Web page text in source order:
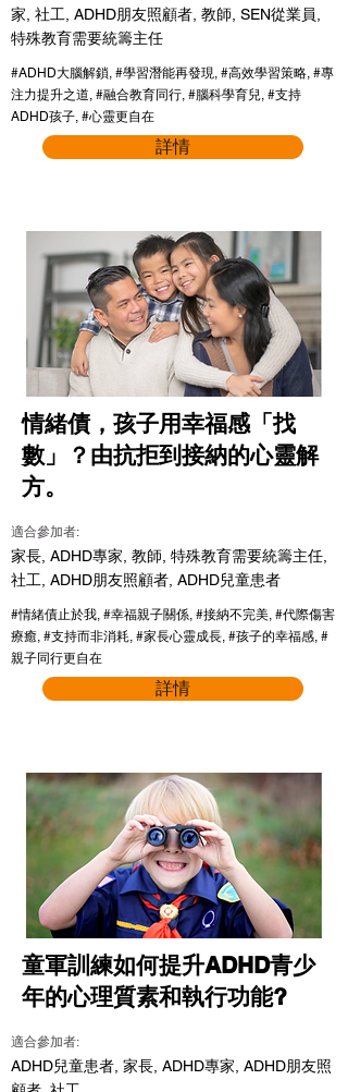
家, 社工, ADHD朋友照顧者, 教師, SEN從業員,
特殊教育需要統籌主任
#ADHD大腦解鎖, #學習潛能再發現, #高效學習策略, #專
注力提升之道, #融合教育同行, #腦科學育兒, #支持
ADHD孩子, #心靈更自在
詳情
情緒債，孩子用幸福感「找
數」？由抗拒到接納的心靈解
方。
適合參加者:
家長, ADHD專家, 教師, 特殊教育需要統籌主任,
社工, ADHD朋友照顧者, ADHD兒童患者
#情緒債止於我, #幸福親子關係, #接納不完美, #代際傷害
療癒, #支持而非消耗, #家長心靈成長, #孩子的幸福感, #
親子同行更自在
詳情
童軍訓練如何提升ADHD青少
年的心理質素和執行功能?
適合參加者:
ADHD兒童患者, 家長, ADHD專家, ADHD朋友照